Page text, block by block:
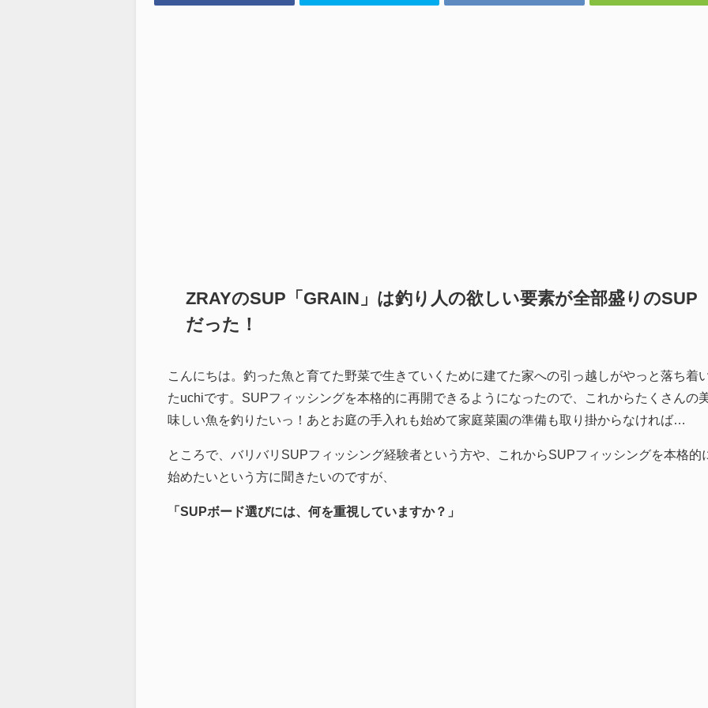
ZRAYのSUP「GRAIN」は釣り人の欲しい要素が全部盛りのSUP
だった！
こんにちは。釣った魚と育てた野菜で生きていくために建てた家への引っ越しがやっと落ち着
たuchiです。SUPフィッシングを本格的に再開できるようになったので、これからたくさんの
味しい魚を釣りたいっ！あとお庭の手入れも始めて家庭菜園の準備も取り掛からなければ…
ところで、バリバリSUPフィッシング経験者という方や、これからSUPフィッシングを本格的
始めたいという方に聞きたいのですが、
「SUPボード選びには、何を重視していますか？」